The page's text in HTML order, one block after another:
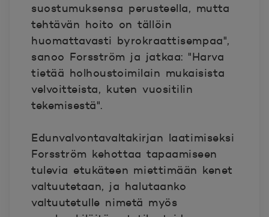
suostumuksensa perusteella, mutta
tehtävän hoito on tällöin
huomattavasti byrokraattisempaa",
sanoo Forsström ja jatkaa: "Harva
tietää holhoustoimilain mukaisista
velvoitteista, kuten vuositilin
tekemisestä".
Edunvalvontavaltakirjan laatimiseksi
Forsström kehottaa tapaamiseen
tulevia etukäteen miettimään kenet
valtuutetaan, ja halutaanko
valtuutetulle nimetä myös